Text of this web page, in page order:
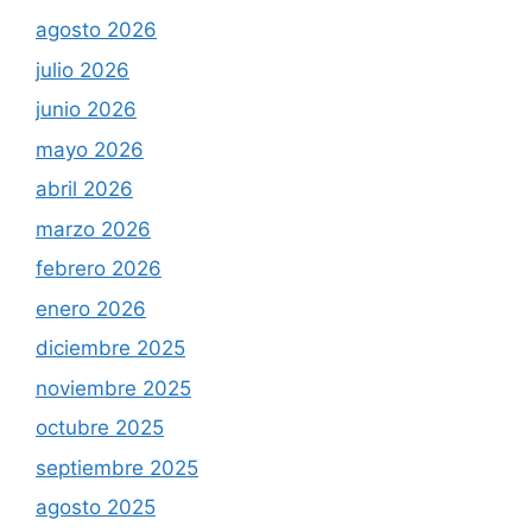
agosto 2026
julio 2026
junio 2026
mayo 2026
abril 2026
marzo 2026
febrero 2026
enero 2026
diciembre 2025
noviembre 2025
octubre 2025
septiembre 2025
agosto 2025